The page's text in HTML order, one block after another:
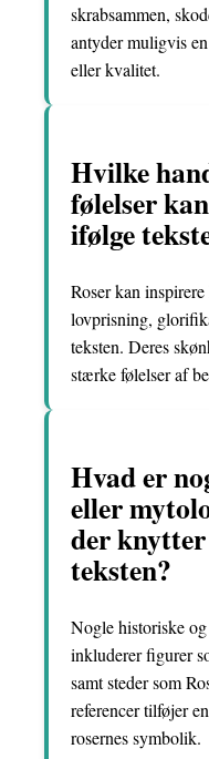
skrabsammen,
antyder muligvis
eller kvalitet.
Hvilke
følelser
ifølge
Roser kan
lovprisning,
teksten. Deres
stærke følelser af
Hvad er
eller
der
teksten?
Nogle historiske
inkluderer figurer
samt steder som
referencer tilføjer
rosernes symbolik.